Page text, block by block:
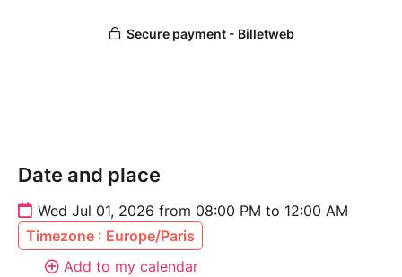
Date and place
Wed Jul 01, 2026 from 08:00 PM to 12:00 AM
Timezone : Europe/Paris
Add to my calendar